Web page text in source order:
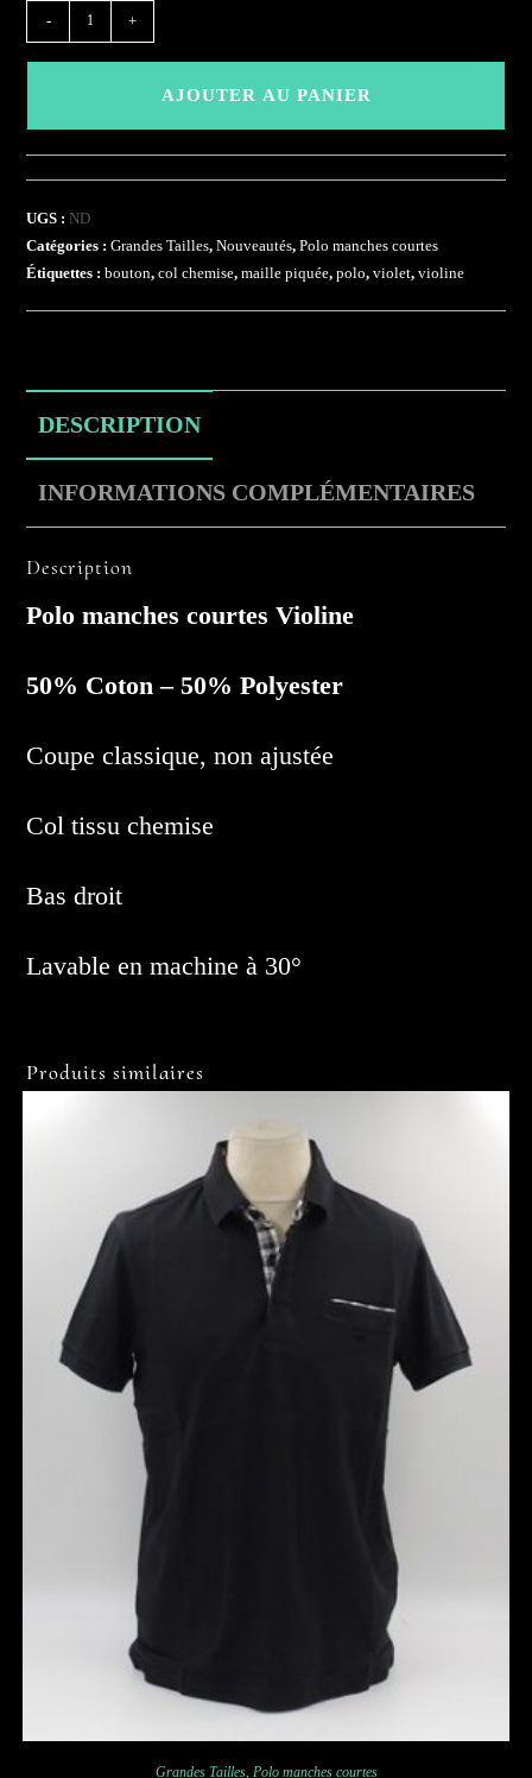
de
Violine
- +
AJOUTER AU PANIER
UGS : ND
Catégories :Grandes Tailles,Nouveautés,Polo manches courtes
Étiquettes :bouton,col chemise,maille piquée,polo,violet,violine
DESCRIPTION
INFORMATIONS COMPLÉMENTAIRES
Description
Polo manches courtes Violine
50% Coton – 50% Polyester
Coupe classique, non ajustée
Col tissu chemise
Bas droit
Lavable en machine à 30°
Produits similaires
Grandes Tailles, Polo manches courtes